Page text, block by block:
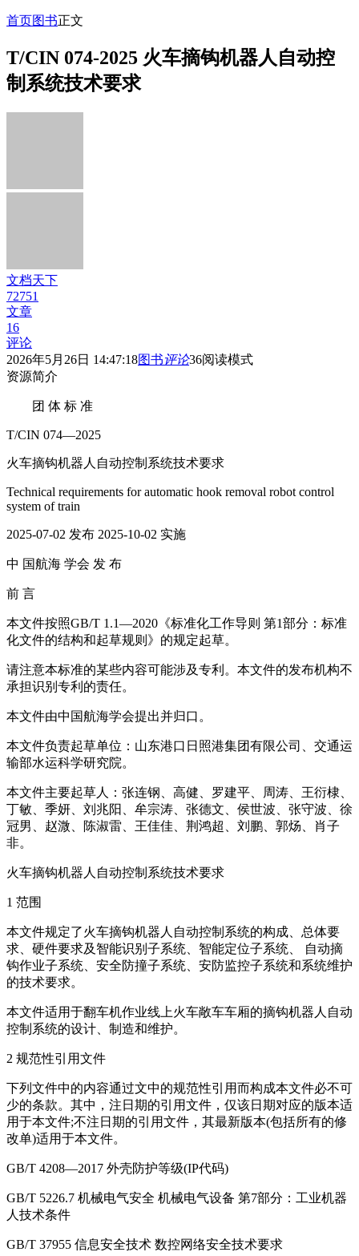
首页图书正文
T/CIN 074-2025 火车摘钩机器人自动控
制系统技术要求
文档天下
72751
文章
16
评论
2026年5月26日 14:47:18图书评论36阅读模式
资源简介
团 体 标 准
T/CIN 074—2025
火车摘钩机器人自动控制系统技术要求
Technical requirements for automatic hook removal robot control
system of train
2025-07-02 发布 2025-10-02 实施
中 国航海 学会 发 布
前 言
本文件按照GB/T 1.1—2020《标准化工作导则 第1部分：标准
化文件的结构和起草规则》的规定起草。
请注意本标准的某些内容可能涉及专利。本文件的发布机构不
承担识别专利的责任。
本文件由中国航海学会提出并归口。
本文件负责起草单位：山东港口日照港集团有限公司、交通运
输部水运科学研究院。
本文件主要起草人：张连钢、高健、罗建平、周涛、王衍棣、
丁敏、季妍、刘兆阳、牟宗涛、张德文、侯世波、张守波、徐
冠男、赵溦、陈淑雷、王佳佳、荆鸿超、刘鹏、郭炀、肖子
非。
火车摘钩机器人自动控制系统技术要求
1 范围
本文件规定了火车摘钩机器人自动控制系统的构成、总体要
求、硬件要求及智能识别子系统、智能定位子系统、 自动摘
钩作业子系统、安全防撞子系统、安防监控子系统和系统维护
的技术要求。
本文件适用于翻车机作业线上火车敞车车厢的摘钩机器人自动
控制系统的设计、制造和维护。
2 规范性引用文件
下列文件中的内容通过文中的规范性引用而构成本文件必不可
少的条款。其中，注日期的引用文件，仅该日期对应的版本适
用于本文件;不注日期的引用文件，其最新版本(包括所有的修
改单)适用于本文件。
GB/T 4208—2017 外壳防护等级(IP代码)
GB/T 5226.7 机械电气安全 机械电气设备 第7部分：工业机器
人技术条件
GB/T 37955 信息安全技术 数控网络安全技术要求